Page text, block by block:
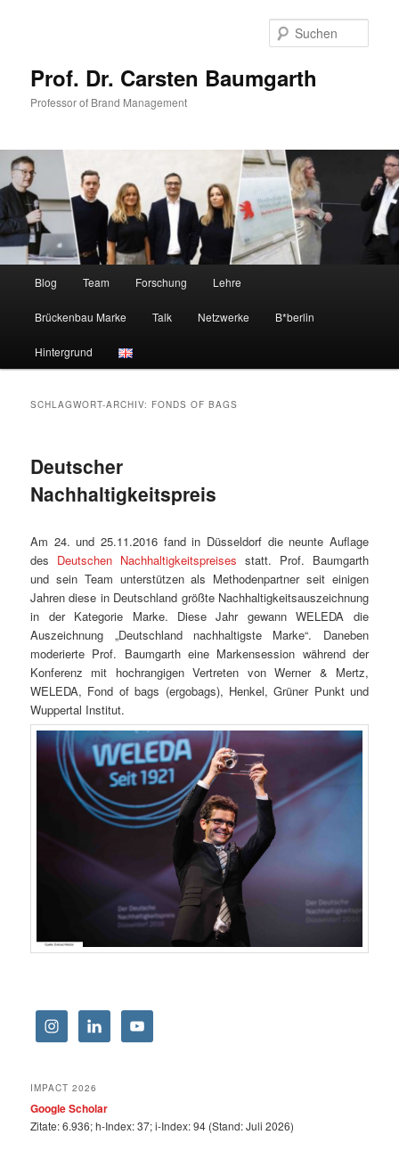
Prof. Dr. Carsten Baumgarth
Professor of Brand Management
Blog Team Forschung Lehre
Brückenbau Marke Talk Netzwerke B*berlin
Hintergrund
SCHLAGWORT-ARCHIV: FONDS OF BAGS
Deutscher
Nachhaltigkeitspreis
Am 24. und 25.11.2016 fand in Düsseldorf die neunte Auflage
des Deutschen Nachhaltigkeitspreises statt. Prof. Baumgarth
und sein Team unterstützen als Methodenpartner seit einigen
Jahren diese in Deutschland größte Nachhaltigkeitsauszeichnung
in der Kategorie Marke. Diese Jahr gewann WELEDA die
Auszeichnung „Deutschland nachhaltigste Marke“. Daneben
moderierte Prof. Baumgarth eine Markensession während der
Konferenz mit hochrangigen Vertreten von Werner & Mertz,
WELEDA, Fond of bags (ergobags), Henkel, Grüner Punkt und
Wuppertal Institut.
IMPACT 2026
Google Scholar
Zitate: 6.936; h-Index: 37; i-Index: 94 (Stand: Juli 2026)